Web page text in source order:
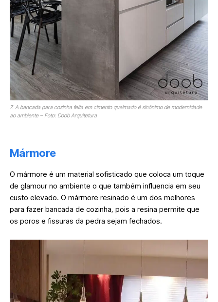
7. A bancada para cozinha feita em cimento queimado é sinônimo de modernidade
ao ambiente – Foto: Doob Arquitetura
Mármore
O mármore é um material sofisticado que coloca um toque
de glamour no ambiente o que também influencia em seu
custo elevado. O mármore resinado é um dos melhores
para fazer bancada de cozinha, pois a resina permite que
os poros e fissuras da pedra sejam fechados.